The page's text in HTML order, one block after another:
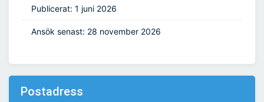
Publicerat: 1 juni 2026
Ansök senast: 28 november 2026
Postadress